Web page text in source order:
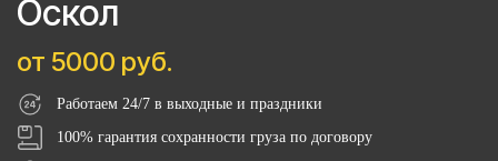
Оскол
от 5000 руб.
Работаем 24/7 в выходные и праздники
100% гарантия сохранности груза по договору